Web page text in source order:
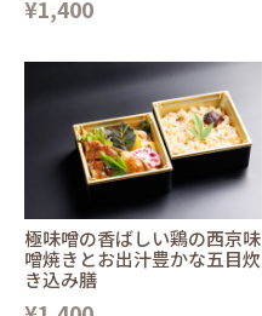
¥1,400
極味噌の香ばしい鶏の西京味
噌焼きとお出汁豊かな五目炊
き込み膳